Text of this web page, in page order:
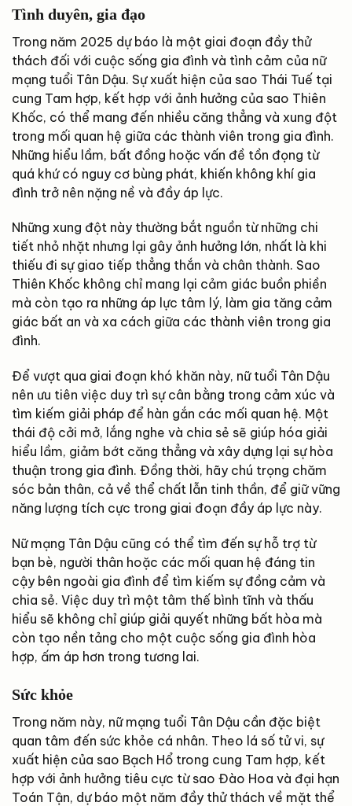
Tình duyên, gia đạo
Trong năm 2025 dự báo là một giai đoạn đầy thử
thách đối với cuộc sống gia đình và tình cảm của nữ
mạng tuổi Tân Dậu. Sự xuất hiện của sao Thái Tuế tại
cung Tam hợp, kết hợp với ảnh hưởng của sao Thiên
Khốc, có thể mang đến nhiều căng thẳng và xung đột
trong mối quan hệ giữa các thành viên trong gia đình.
Những hiểu lầm, bất đồng hoặc vấn đề tồn đọng từ
quá khứ có nguy cơ bùng phát, khiến không khí gia
đình trở nên nặng nề và đầy áp lực.
Những xung đột này thường bắt nguồn từ những chi
tiết nhỏ nhặt nhưng lại gây ảnh hưởng lớn, nhất là khi
thiếu đi sự giao tiếp thẳng thắn và chân thành. Sao
Thiên Khốc không chỉ mang lại cảm giác buồn phiền
mà còn tạo ra những áp lực tâm lý, làm gia tăng cảm
giác bất an và xa cách giữa các thành viên trong gia
đình.
Để vượt qua giai đoạn khó khăn này, nữ tuổi Tân Dậu
nên ưu tiên việc duy trì sự cân bằng trong cảm xúc và
tìm kiếm giải pháp để hàn gắn các mối quan hệ. Một
thái độ cởi mở, lắng nghe và chia sẻ sẽ giúp hóa giải
hiểu lầm, giảm bớt căng thẳng và xây dựng lại sự hòa
thuận trong gia đình. Đồng thời, hãy chú trọng chăm
sóc bản thân, cả về thể chất lẫn tinh thần, để giữ vững
năng lượng tích cực trong giai đoạn đầy áp lực này.
Nữ mạng Tân Dậu cũng có thể tìm đến sự hỗ trợ từ
bạn bè, người thân hoặc các mối quan hệ đáng tin
cậy bên ngoài gia đình để tìm kiếm sự đồng cảm và
chia sẻ. Việc duy trì một tâm thế bình tĩnh và thấu
hiểu sẽ không chỉ giúp giải quyết những bất hòa mà
còn tạo nền tảng cho một cuộc sống gia đình hòa
hợp, ấm áp hơn trong tương lai.
Sức khỏe
Trong năm này, nữ mạng tuổi Tân Dậu cần đặc biệt
quan tâm đến sức khỏe cá nhân. Theo lá số tử vi, sự
xuất hiện của sao Bạch Hổ trong cung Tam hợp, kết
hợp với ảnh hưởng tiêu cực từ sao Đào Hoa và đại hạn
Toán Tận, dự báo một năm đầy thử thách về mặt thể